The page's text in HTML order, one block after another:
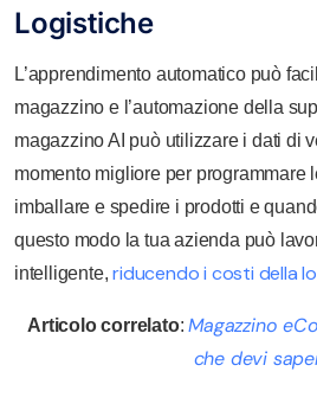
Logistiche
L’apprendimento automatico può
magazzino e l’automazione della
magazzino AI può utilizzare i dati di
momento migliore per programmare
imballare e spedire i prodotti e
questo modo la tua azienda può
intelligente,riducendo i costi della
Articolo correlato:Magazzino
che devi